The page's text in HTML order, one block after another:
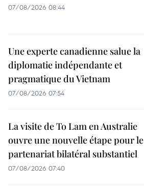
07/08/2026 08:44
Une experte canadienne salue la
diplomatie indépendante et
pragmatique du Vietnam
07/08/2026 07:54
La visite de To Lam en Australie
ouvre une nouvelle étape pour le
partenariat bilatéral substantiel
07/08/2026 07:40